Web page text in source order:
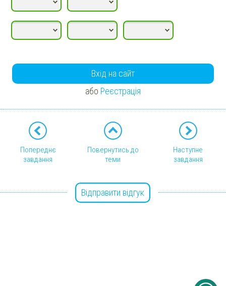
Вхід на сайт
або Реєстрація
Попереднє
завдання
Повернутись до
теми
Наступне
завдання
Відправити відгук